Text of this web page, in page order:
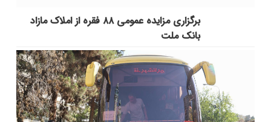
برگزاری مزایده عمومی ۸۸ فقره از املاک مازاد
بانک ملت